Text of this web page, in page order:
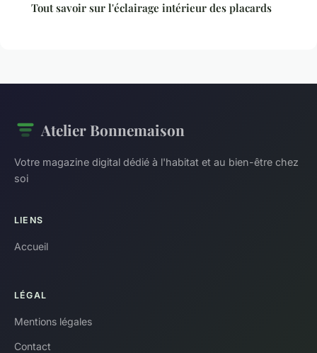
Tout savoir sur l'éclairage intérieur des placards
Atelier Bonnemaison
Votre magazine digital dédié à l'habitat et au bien-être chez
soi
LIENS
Accueil
LÉGAL
Mentions légales
Contact